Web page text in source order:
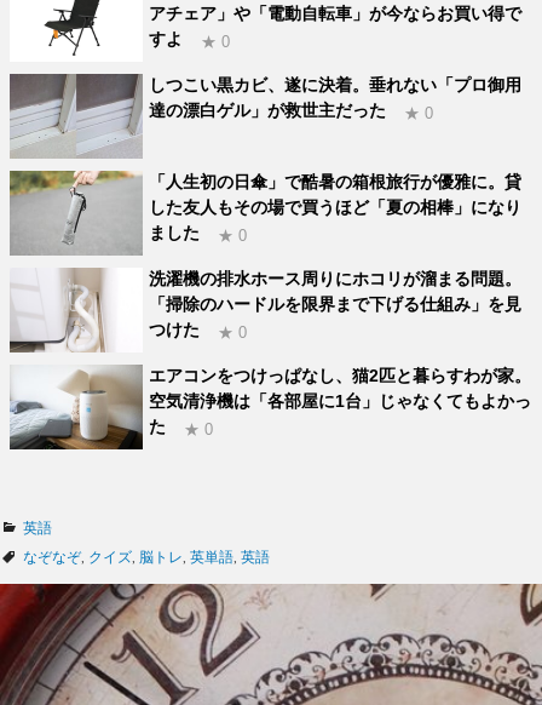
アチェア」や「電動自転車」が今ならお買い得で
すよ
★ 0
しつこい黒カビ、遂に決着。垂れない「プロ御用
達の漂白ゲル」が救世主だった
★ 0
「人生初の日傘」で酷暑の箱根旅行が優雅に。貸
した友人もその場で買うほど「夏の相棒」になり
ました
★ 0
洗濯機の排水ホース周りにホコリが溜まる問題。
「掃除のハードルを限界まで下げる仕組み」を見
つけた
★ 0
エアコンをつけっぱなし、猫2匹と暮らすわが家。
空気清浄機は「各部屋に1台」じゃなくてもよかっ
た
★ 0
カ
テ
リ
ー
英語
タ
なぞなぞ, クイズ 脳トレ 英単語 英語